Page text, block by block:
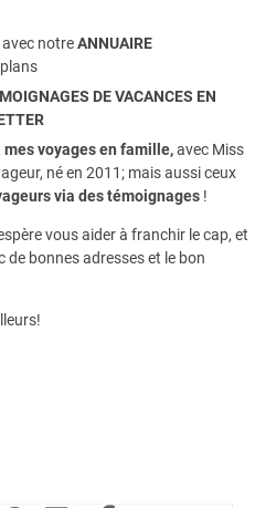
avec notreANNUAIRE
DE VACANCES EN
mes voyages en famille,avec Miss
né en 2011; mais aussi ceux
via des témoignages !
vous aider à franchir le cap, et
de bonnes adresses et le bon